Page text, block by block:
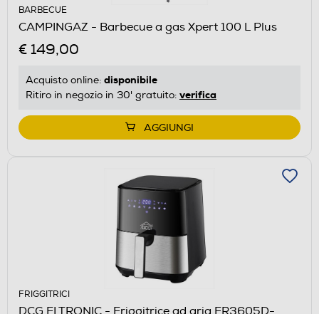
BARBECUE
CAMPINGAZ - Barbecue a gas Xpert 100 L Plus
€ 149,00
Acquisto online: disponibile
Ritiro in negozio in 30' gratuito: verifica
AGGIUNGI
FRIGGITRICI
DCG ELTRONIC - Friggitrice ad aria FR3605D-